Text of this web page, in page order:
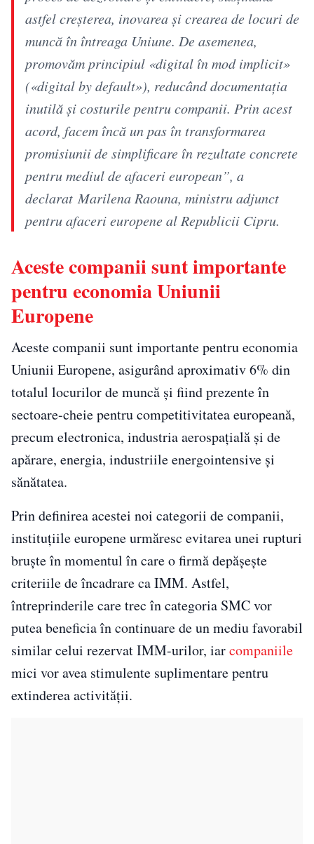
astfel creșterea, inovarea și crearea de locuri de
muncă în întreaga Uniune. De asemenea,
promovăm principiul «digital în mod implicit»
(«digital by default»), reducând documentația
inutilă și costurile pentru companii. Prin acest
acord, facem încă un pas în transformarea
promisiunii de simplificare în rezultate concrete
pentru mediul de afaceri european”, a
declarat Marilena Raouna, ministru adjunct
pentru afaceri europene al Republicii Cipru.
Aceste companii sunt importante
pentru economia Uniunii
Europene
Aceste companii sunt importante pentru economia
Uniunii Europene, asigurând aproximativ 6% din
totalul locurilor de muncă și fiind prezente în
sectoare-cheie pentru competitivitatea europeană,
precum electronica, industria aerospațială și de
apărare, energia, industriile energointensive și
sănătatea.
Prin definirea acestei noi categorii de companii,
instituțiile europene urmăresc evitarea unei rupturi
bruște în momentul în care o firmă depășește
criteriile de încadrare ca IMM. Astfel,
întreprinderile care trec în categoria SMC vor
putea beneficia în continuare de un mediu favorabil
similar celui rezervat IMM-urilor, iarcompaniile
mici vor avea stimulente suplimentare pentru
extinderea activității.